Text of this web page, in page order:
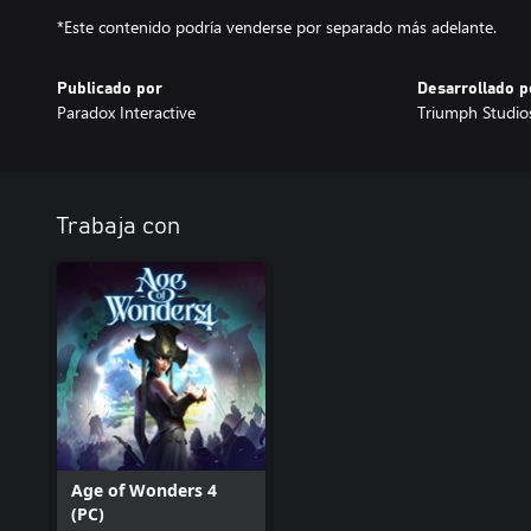
*Este contenido podría venderse por separado más adelante.
Publicado por
Paradox Interactive
Desarrollado
Triumph
Trabaja con
Age of Wonders 4
(PC)